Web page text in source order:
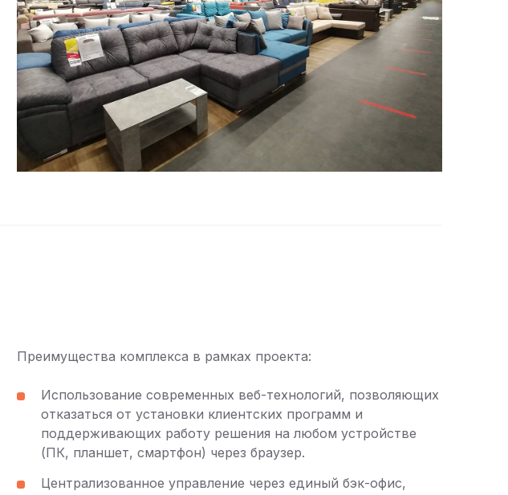
Преимущества комплекса в рамках проекта:
Использование современных веб-технологий, позволяющих
отказаться от установки клиентских программ и
поддерживающих работу решения на любом устройстве
(ПК, планшет, смартфон) через браузер.
Централизованное управление через единый бэк-офис,